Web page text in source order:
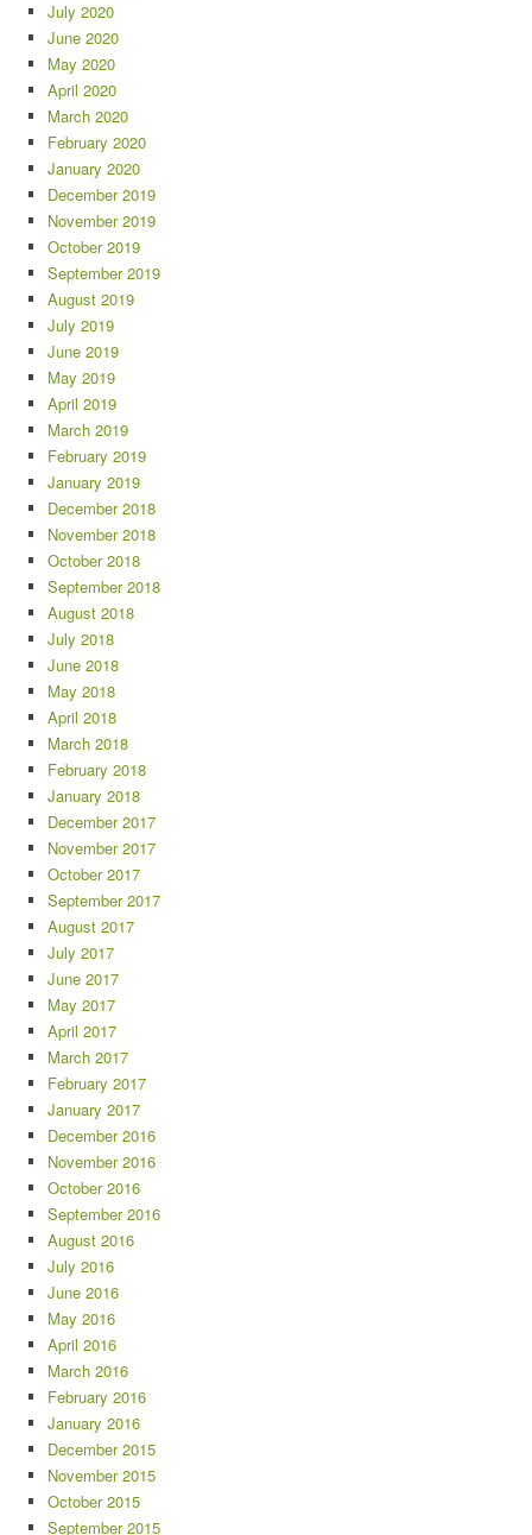
July 2020
June 2020
May 2020
April 2020
March 2020
February 2020
January 2020
December 2019
November 2019
October 2019
September 2019
August 2019
July 2019
June 2019
May 2019
April 2019
March 2019
February 2019
January 2019
December 2018
November 2018
October 2018
September 2018
August 2018
July 2018
June 2018
May 2018
April 2018
March 2018
February 2018
January 2018
December 2017
November 2017
October 2017
September 2017
August 2017
July 2017
June 2017
May 2017
April 2017
March 2017
February 2017
January 2017
December 2016
November 2016
October 2016
September 2016
August 2016
July 2016
June 2016
May 2016
April 2016
March 2016
February 2016
January 2016
December 2015
November 2015
October 2015
September 2015